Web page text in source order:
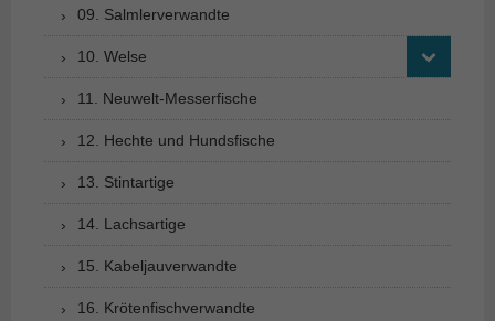
09. Salmlerverwandte
10. Welse
11. Neuwelt-Messerfische
12. Hechte und Hundsfische
13. Stintartige
14. Lachsartige
15. Kabeljauverwandte
16. Krötenfischverwandte